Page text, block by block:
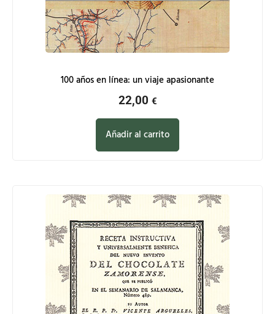
100 años en línea: un viaje apasionante
22,00 €
Añadir al carrito